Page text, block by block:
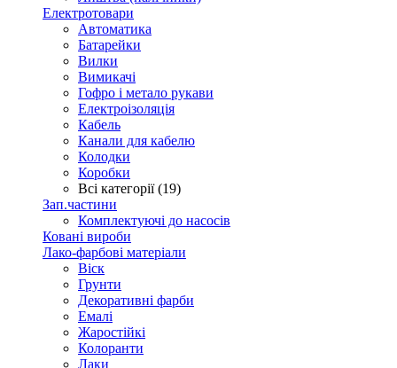
Електротовари
Автоматика
Батарейки
Вилки
Вимикачі
Гофро і метало рукави
Електроізоляція
Кабель
Канали для кабелю
Колодки
Коробки
Всі категорії (19)
Зап.частини
Комплектуючі до насосів
Ковані вироби
Лако-фарбові матеріали
Віск
Грунти
Декоративні фарби
Емалі
Жаростійкі
Колоранти
Лаки